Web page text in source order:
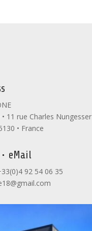
11 rue Charles Nungesser
• France
eMail
92 54 06 35